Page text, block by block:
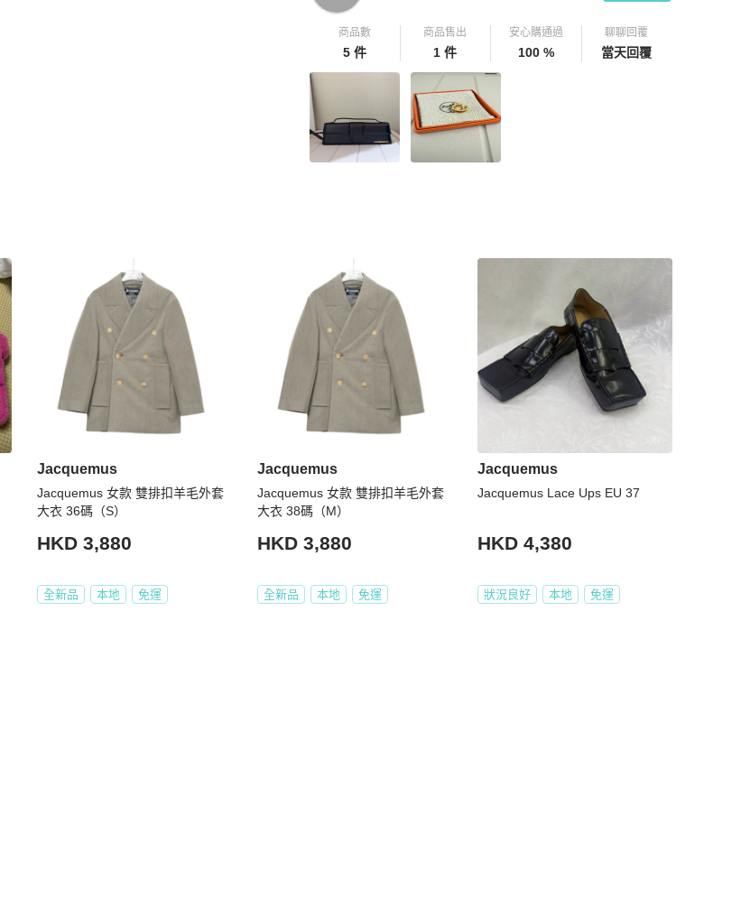
商品數
5 件
商品售出
1 件
安心購通過
100 %
聊聊回覆
當天回覆
Jacquemus
Jacquemus 女款 雙排扣羊毛外套
大衣 36碼（S）
HKD 3,880
全新品 本地 免運
Jacquemus
Jacquemus 女款 雙排扣羊毛外套
大衣 38碼（M）
HKD 3,880
全新品 本地 免運
Jacquemus
Jacquemus Lace Ups EU 37
HKD 4,380
狀況良好 本地 免運